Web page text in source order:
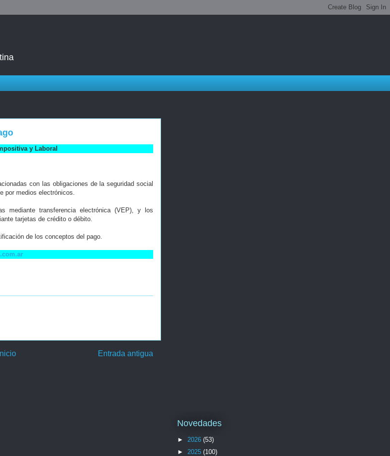
y Laboral
con las obligaciones de la seguridad social
por medios electrónicos.
mediante transferencia electrónica (VEP), y los
tarjetas de crédito o débito.
de los conceptos del pago.
Entrada antigua
Inicio
Novedades
► 2026 (53)
► 2025 (100)